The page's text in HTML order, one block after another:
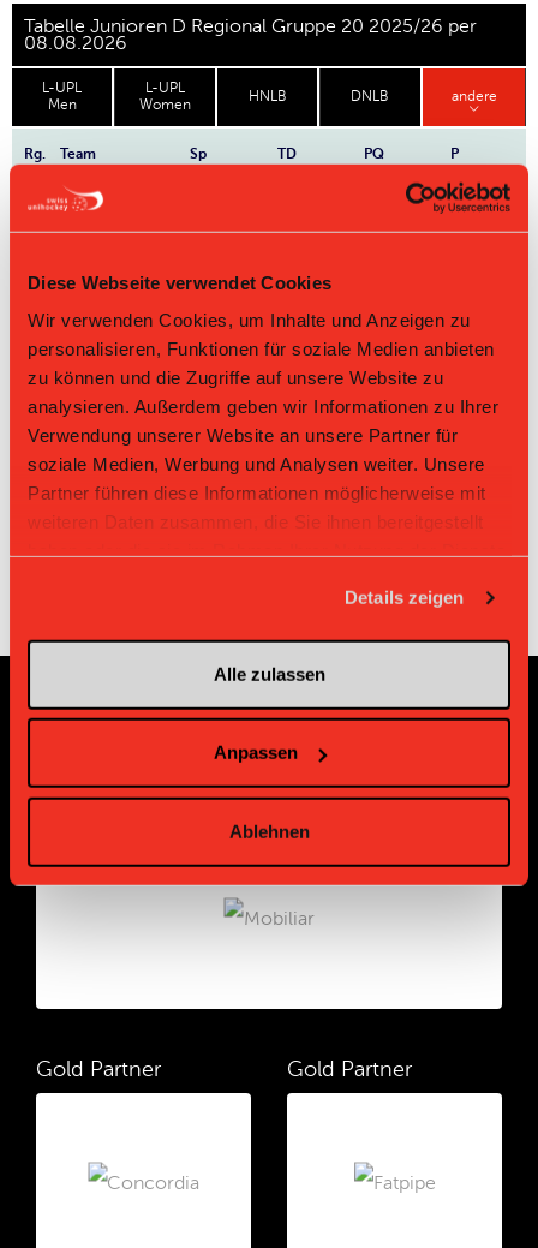
Diese Webseite verwendet Cookies
Wir verwenden Cookies, um Inhalte und Anzeigen zu
personalisieren, Funktionen für soziale Medien anbieten
zu können und die Zugriffe auf unsere Website zu
analysieren. Außerdem geben wir Informationen zu Ihrer
Verwendung unserer Website an unsere Partner für
soziale Medien, Werbung und Analysen weiter. Unsere
Partner führen diese Informationen möglicherweise mit
weiteren Daten zusammen, die Sie ihnen bereitgestellt
Details zeigen
Alle zulassen
Anpassen
Ablehnen
Tabelle Junioren D Regional Gruppe 20 2025/26 per
08.08.2026
L-UPL
Men
L-UPL
Women
HNLB DNLB andere
Rg. Team Sp TD PQ P
Master Round
Direktbegegnungen
Zeit Heim Gast Resultat
22.11.2025 10:50
Grasshopper Club
Zürich I
Nürensdorf IV 11:3
Grasshopper Club
Zürich I
Bassersdorf
Nürensdorf IV
Platin Partner
Gold Partner Gold Partner